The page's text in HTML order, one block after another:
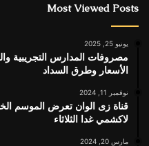
Most Viewed Posts
يونيو 25, 2025
الأسعار وطرق السداد
نوفمبر 11, 2024
قناة زى الوان تعرض الموسم
لاكشمي غدا الثلاثاء
مارس 20, 2024